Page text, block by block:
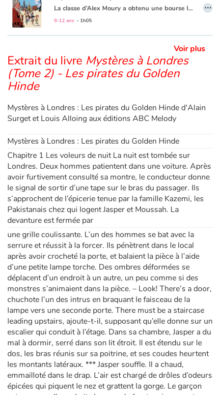
La classe d’Alex Moury a obtenu une bourse lui permettant de se rendre au Japon afin de découvrir son histoire, sa culture et ses traditions.
Y a-t-il un rapport entre cette étrange apparition, une attaque de yakuzas, un mystérieux monsieur Izomu qui ne cesse de suivre les élèves et un singulier
voleur qui ne s’intéresse qu’à des bagages vides ?
9-12 ans - 1h05
…
Voir plus
Extrait du livre Mystères à Londres
(Tome 2) - Les pirates du Golden
Hinde
Mystères à Londres : Les pirates du Golden Hinde d'Alain
Surget et Louis Alloing aux éditions ABC Melody
Mystères à Londres : Les pirates du Golden Hinde
Chapitre 1 Les voleurs de nuit La nuit est tombée sur
Londres. Deux hommes patientent dans une voiture. Après
avoir furtivement consulté sa montre, le conducteur donne
le signal de sortir d’une tape sur le bras du passager. Ils
s’approchent de l’épicerie tenue par la famille Kazemi, les
Pakistanais chez qui logent Jasper et Moussah. La
devanture est fermée par
une grille coulissante. L’un des hommes se bat avec la
serrure et réussit à la forcer. Ils pénètrent dans le local
après avoir crocheté la porte, et balaient la pièce à l’aide
d’une petite lampe torche. Des ombres déformées se
déplacent d’un endroit à un autre, un peu comme si des
monstres s’animaient dans la pièce. – Look! There’s a door,
chuchote l’un des intrus en braquant le faisceau de la
lampe vers une seconde porte. There must be a staircase
leading upstairs, ajoute-t-il, supposant qu’elle donne sur un
escalier qui conduit à l’étage. Dans sa chambre, Jasper a du
mal à dormir, serré dans son lit étroit. Il est étendu sur le
dos, les bras réunis sur sa poitrine, et ses coudes heurtent
les montants latéraux. *** Jasper souffle. Il a chaud,
emmailloté dans le drap. L’air est chargé de drôles d’odeurs
épicées qui piquent le nez et grattent la gorge. Le garçon